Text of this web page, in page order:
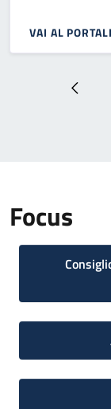
VAI AL
Paginazione
Pagina
Focus